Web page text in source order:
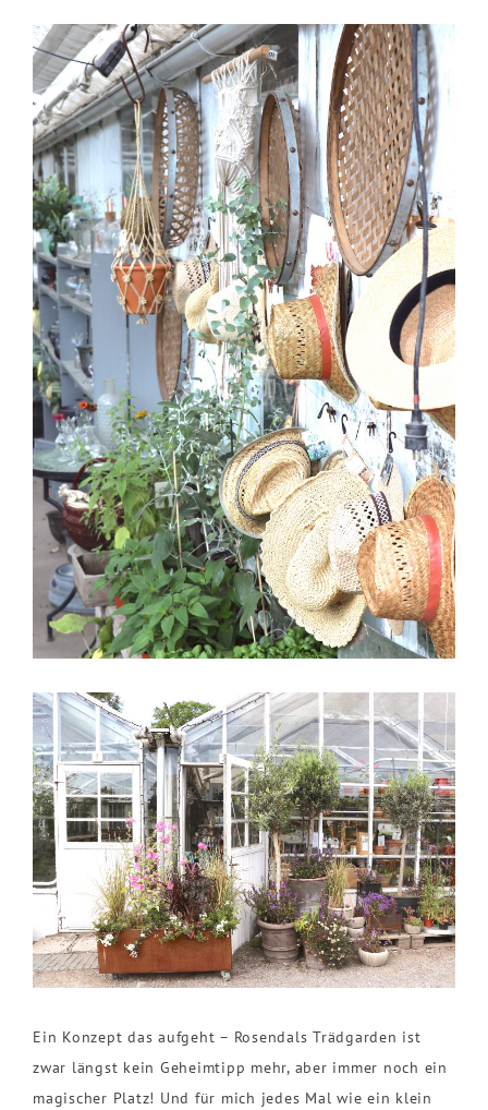
Ein Konzept das aufgeht – Rosendals Trädgarden ist
zwar längst kein Geheimtipp mehr, aber immer noch ein
magischer Platz! Und für mich jedes Mal wie ein klein